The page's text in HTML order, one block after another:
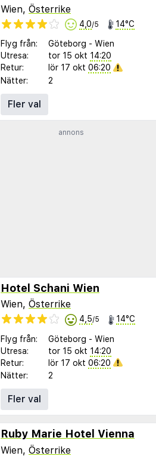
Wien, Österrike
4,0/5 14°C
Flyg från: Göteborg - Wien
Utresa:
tor 15 okt 14:20
Retur:
lör 17 okt 06:20
Nätter:
2
Fler val
annons
Hotel Schani Wien
Wien, Österrike
4,5/5 14°C
Flyg från: Göteborg - Wien
Utresa:
tor 15 okt 14:20
Retur:
lör 17 okt 06:20
Nätter:
2
Fler val
Ruby Marie Hotel Vienna
Wien, Österrike